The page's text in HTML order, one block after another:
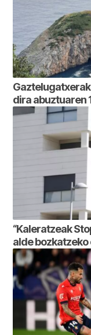
dira abuztuaren
“Kaleratzeak
alde